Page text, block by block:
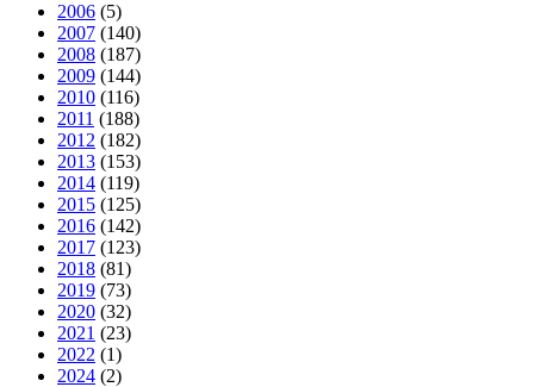
2006 (5)
2007 (140)
2008 (187)
2009 (144)
2010 (116)
2011 (188)
2012 (182)
2013 (153)
2014 (119)
2015 (125)
2016 (142)
2017 (123)
2018 (81)
2019 (73)
2020 (32)
2021 (23)
2022 (1)
2024 (2)